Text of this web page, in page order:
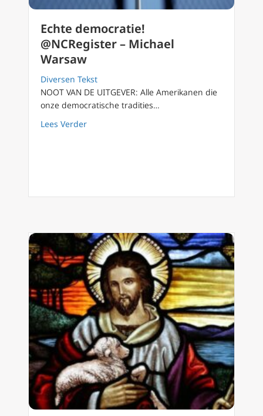
Echte democratie!
@NCRegister – Michael
Warsaw
Diversen Tekst
NOOT VAN DE UITGEVER: Alle Amerikanen die
onze democratische tradities…
Lees Verderabout Echte democratie! @NCRegister –